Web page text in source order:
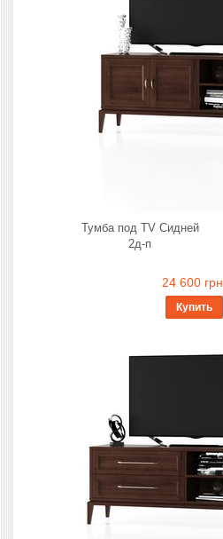
Тумба под TV Сидней
2д-п
24 600 грн.
Купить